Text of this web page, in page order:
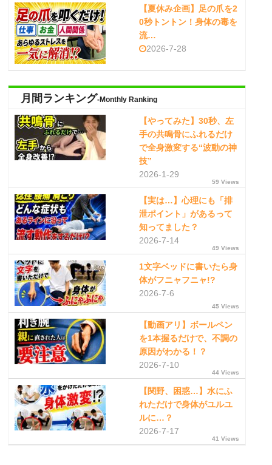
【夏休み企画】足の爪を2
0秒トントン！身体の毒を
流…
2026-7-28
月間ランキング-Monthly Ranking
【やってみた】30秒、左
手の共鳴骨にふれるだけ
で全身激変する“波動の神
技”
2026-1-29
59 Views
【実は…】心理にも「排
泄ポイント」があるって
知ってました？
2026-7-14
49 Views
1文字ベッドに書いたら身
体がフニャフニャ!?
2026-7-6
45 Views
【動画アリ】ボールペン
を1本握るだけで、不調の
原因がわかる！？
2026-7-10
44 Views
【関野、困惑…】水にふ
れただけで身体がユルユ
ルに…？
2026-7-17
41 Views